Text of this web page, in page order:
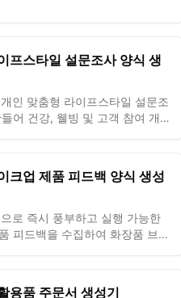
프스타일 설문조사 양식 생
인 맞춤형 라이프스타일 설문조
어 건강, 웰빙 및 고객 참여 개
크업 제품 피드백 양식 생성
로 즉시 풍부하고 실행 가능한
피드백을 수집하여 화장품 브랜
용품 주문서 생성기